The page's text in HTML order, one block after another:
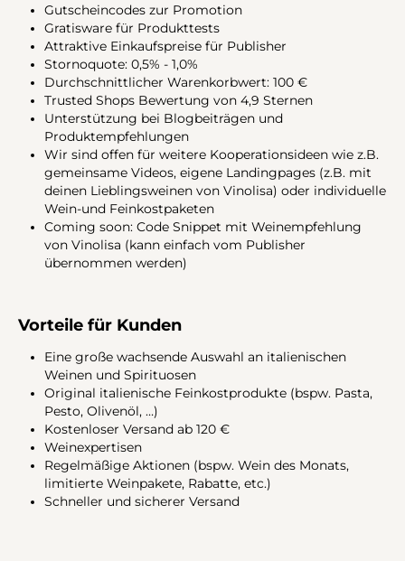
Gutscheincodes zur Promotion
Gratisware für Produkttests
Attraktive Einkaufspreise für Publisher
Stornoquote: 0,5% - 1,0%
Durchschnittlicher Warenkorbwert: 100 €
Trusted Shops Bewertung von 4,9 Sternen
Unterstützung bei Blogbeiträgen und
Produktempfehlungen
Wir sind offen für weitere Kooperationsideen wie z.B.
gemeinsame Videos, eigene Landingpages (z.B. mit
deinen Lieblingsweinen von Vinolisa) oder individuelle
Wein-und Feinkostpaketen
Coming soon: Code Snippet mit Weinempfehlung
von Vinolisa (kann einfach vom Publisher
übernommen werden)
Vorteile für Kunden
Eine große wachsende Auswahl an italienischen
Weinen und Spirituosen
Original italienische Feinkostprodukte (bspw. Pasta,
Pesto, Olivenöl, …)
Kostenloser Versand ab 120 €
Weinexpertisen
Regelmäßige Aktionen (bspw. Wein des Monats,
limitierte Weinpakete, Rabatte, etc.)
Schneller und sicherer Versand